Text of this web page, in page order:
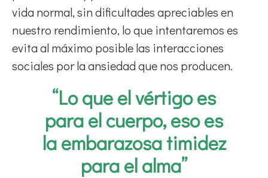
vida normal, sin dificultades apreciables en
nuestro rendimiento, lo que intentaremos es
evita al máximo posible las interacciones
sociales por la ansiedad que nos producen.
“Lo que el vértigo es
para el cuerpo, eso es
la embarazosa timidez
para el alma”